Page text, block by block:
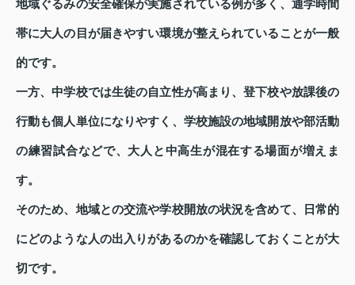
地域ぐるみの安全確保が実施されている例が多く、通学時間
帯に大人の目が届きやすい環境が整えられていることが一般
的です。
一方、中学校では生徒の自立性が高まり、登下校や放課後の
行動も個人単位になりやすく、学校施設の地域開放や部活動
の練習試合などで、大人と中高生が混在する場面が増えま
す。
そのため、地域との交流や学校開放の状況を含めて、日常的
にどのような人の出入りがあるのかを確認しておくことが大
切です。